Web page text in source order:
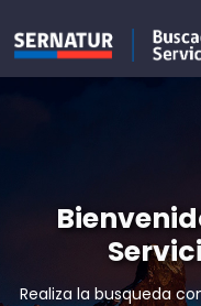
Realiza la busqueda